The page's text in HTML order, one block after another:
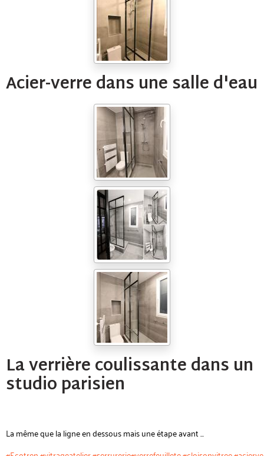
Acier-verre dans une salle d'eau
La verrière coulissante dans un
studio parisien
La même que la ligne en dessous mais une étape avant ...